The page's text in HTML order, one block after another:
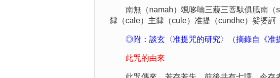
南無（namah）颯哆喃三藐三菩馱俱胝南（
隸（cale）主隸（cule）准提（cundhe）娑婆訶
◎附：談玄〈准提咒的研究〉（摘錄自《准
此咒的由來